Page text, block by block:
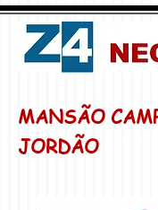
MANSÃO
JORDÃO